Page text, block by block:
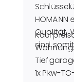
Qualität.
sind
1x Pkw-TG-